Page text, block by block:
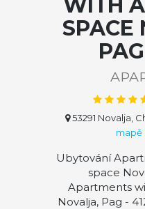
WITH
SPACE
53291 Novalja,
mapě
Ubytování
space
Apartments
Novalja, Pag -